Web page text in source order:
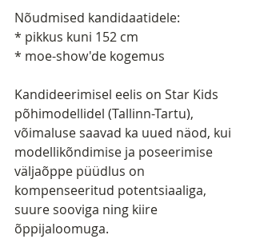
Nõudmised kandidaatidele:
* pikkus kuni 152 cm
* moe-show'de kogemus
Kandideerimisel eelis on Star Kids
põhimodellidel (Tallinn-Tartu),
võimaluse saavad ka uued näod, kui
modellikõndimise ja poseerimise
väljaõppe püüdlus on
kompenseeritud potentsiaaliga,
suure sooviga ning kiire
õppijaloomuga.